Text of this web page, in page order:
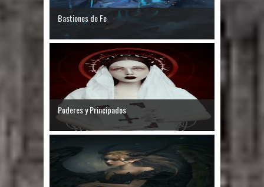
Bastiones de Fe
Poderes y Principados